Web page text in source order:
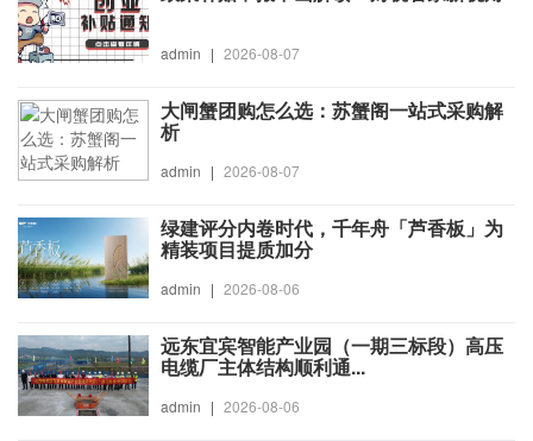
admin | 2026-08-07
大闸蟹团购怎么选：苏蟹阁一站式采购解
析
admin | 2026-08-07
绿建评分内卷时代，千年舟「芦香板」为
精装项目提质加分
admin | 2026-08-06
远东宜宾智能产业园（一期三标段）高压
电缆厂主体结构顺利通...
admin | 2026-08-06